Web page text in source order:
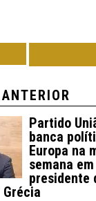
Partido
banca
Europa na
semana
presidente